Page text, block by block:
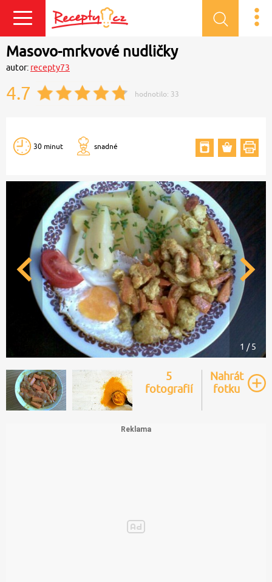
Masovo-mrkvové nudličky
autor: recepty73
4.7 hodnotilo: 33
30 minut snadné
1 / 5
5
fotografií
Nahrát
fotku